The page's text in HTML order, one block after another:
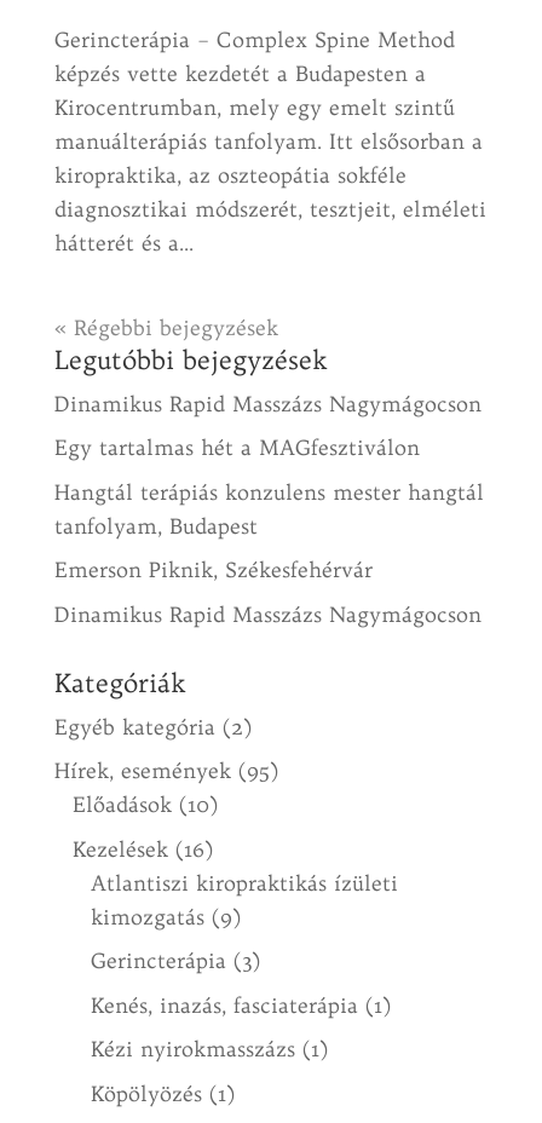
Gerincterápia – Complex Spine Method
képzés vette kezdetét a Budapesten a
Kirocentrumban, mely egy emelt szintű
manuálterápiás tanfolyam. Itt elsősorban a
kiropraktika, az oszteopátia sokféle
diagnosztikai módszerét, tesztjeit, elméleti
hátterét és a...
« Régebbi bejegyzések
Legutóbbi bejegyzések
Dinamikus Rapid Masszázs Nagymágocson
Egy tartalmas hét a MAGfesztiválon
Hangtál terápiás konzulens mester hangtál
tanfolyam, Budapest
Emerson Piknik, Székesfehérvár
Dinamikus Rapid Masszázs Nagymágocson
Kategóriák
Egyéb kategória (2)
Hírek, események(95)
Előadások(10)
Kezelések (16)
Atlantiszi kiropraktikás ízületi
kimozgatás(9)
Gerincterápia (3)
Kenés, inazás, fasciaterápia (1)
Kézi nyirokmasszázs(1)
Köpölyözés(1)